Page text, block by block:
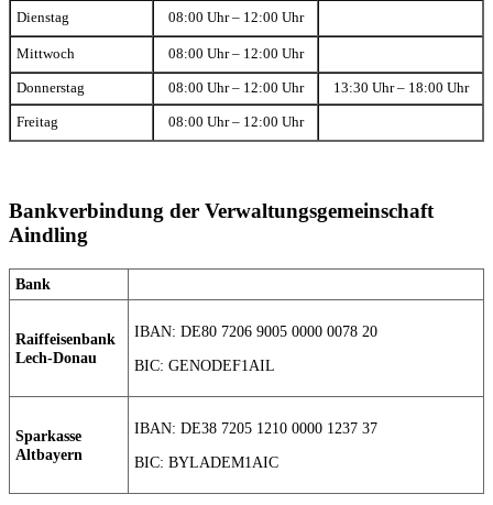
Dienstag 08:00 Uhr – 12:00 Uhr
Mittwoch 08:00 Uhr – 12:00 Uhr
Donnerstag 08:00 Uhr – 12:00 Uhr 13:30 Uhr – 18:00 Uhr
Freitag 08:00 Uhr – 12:00 Uhr
Bankverbindung der Verwaltungsgemeinschaft
Aindling
Bank
Raiffeisenbank
Lech-Donau
IBAN: DE80 7206 9005 0000 0078 20
BIC: GENODEF1AIL
Sparkasse
Altbayern
IBAN: DE38 7205 1210 0000 1237 37
BIC: BYLADEM1AIC